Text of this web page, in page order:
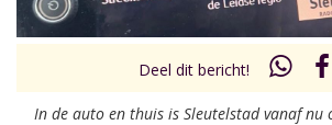
Deel dit bericht!
In de auto en thuis is Sleutelstad vanaf nu